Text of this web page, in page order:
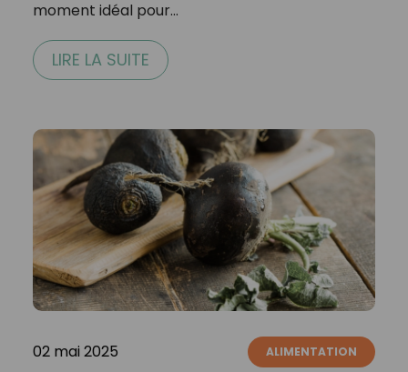
moment idéal pour…
LIRE LA SUITE
02 mai 2025 ALIMENTATION